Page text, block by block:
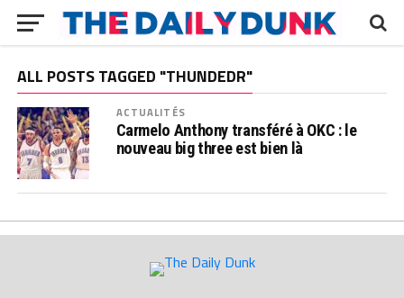
ALL POSTS TAGGED "THUNDEDR"
ACTUALITÉS
Carmelo Anthony transféré à OKC : le
nouveau big three est bien là